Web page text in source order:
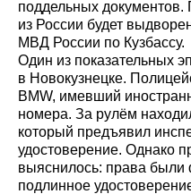
поддельных документов.
из России будет
МВД России по Кузбассу.
Один из показательных
в Новокузнецке.
BMW, имевший
номера. За рулём
который предъявил
удостоверение. Однако
выяснилось: права
подлинное